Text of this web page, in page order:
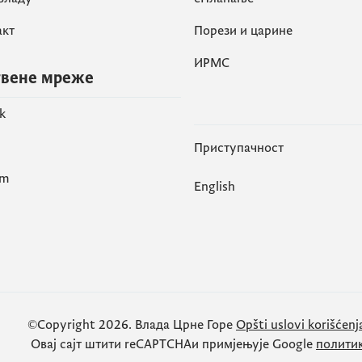
мреже
Порези и царине
ИРМС
Приступачност
English
©Copyright 2026. Влада Црне Горе Opšti uslovi
Овај сајт штити reCAPTCHAи примјењује Google